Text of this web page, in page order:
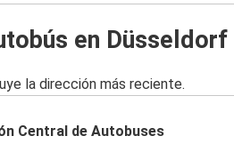
en Düsseldorf
la dirección más reciente.
Central de Autobuses